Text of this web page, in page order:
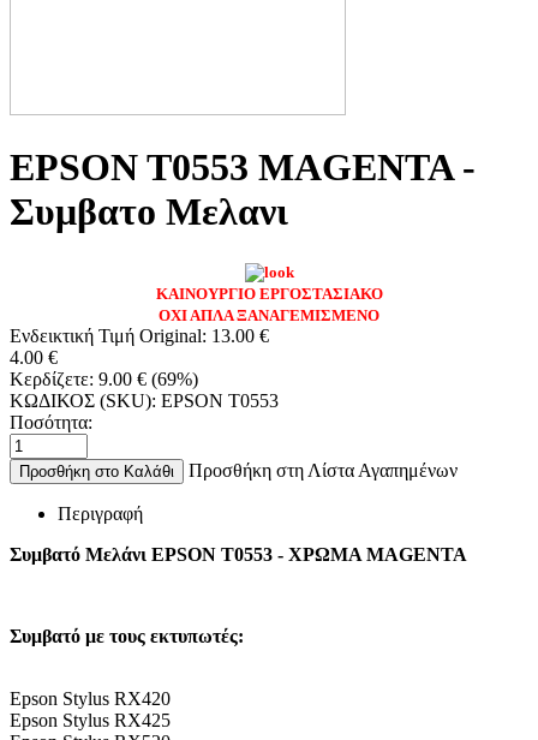
EPSON T0553 MAGENTA -
Συμβατο Μελανι
ΚΑΙΝΟΥΡΓΙΟ ΕΡΓΟΣΤΑΣΙΑΚΟ
ΟΧΙ ΑΠΛΑ ΞΑΝΑΓΕΜΙΣΜΕΝΟ
Ενδεικτική Τιμή Original: 13.00 €
4.00 €
Κερδίζετε: 9.00 € (69%)
ΚΩΔΙΚΟΣ (SKU): EPSON T0553
Ποσότητα:
Προσθήκη στο Καλάθι Προσθήκη στη Λίστα Αγαπημένων
Περιγραφή
Συμβατό Μελάνι EPSON T0553 - ΧΡΩΜΑ MAGENTA
Συμβατό με τους εκτυπωτές:
Epson Stylus RX420
Epson Stylus RX425